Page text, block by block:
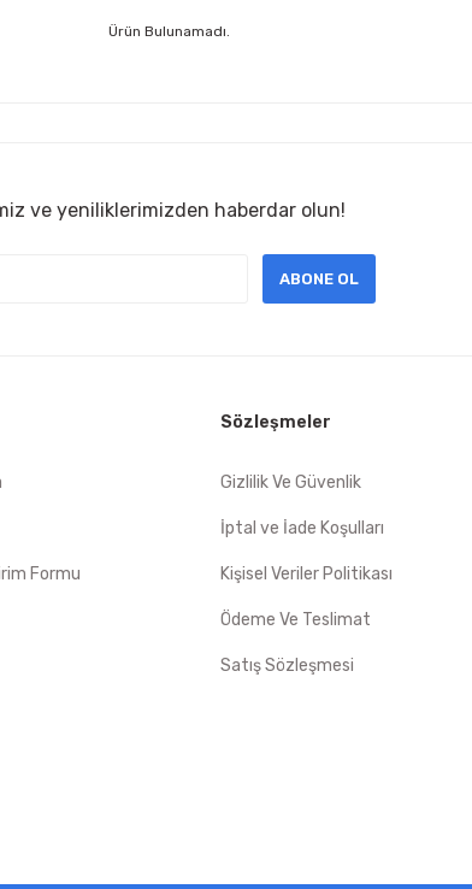
Ürün Bulunamadı.
ve yeniliklerimizden haberdar olun!
ABONE OL
Formu
Sözleşmeler
Gizlilik Ve Güvenlik
İptal ve İade Koşulları
Kişisel Veriler Politikası
Ödeme Ve Teslimat
Satış Sözleşmesi